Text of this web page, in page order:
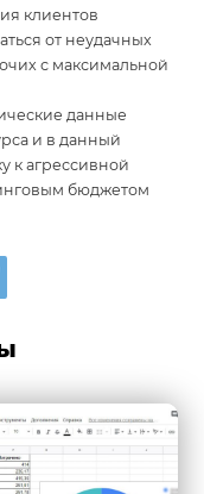
клиентов
от неудачных
с максимальной
данные
и в данный
к агрессивной
бюджетом